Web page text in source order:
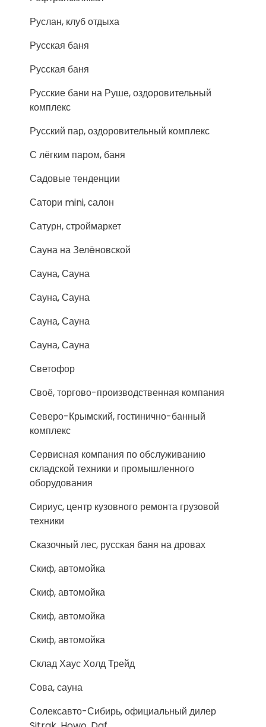
Руслан, клуб отдыха
Русская баня
Русская баня
Русские бани на Руше, оздоровительный
комплекс
Русский пар, оздоровительный комплекс
С лёгким паром, баня
Садовые тенденции
Сатори mini, салон
Сатурн, строймаркет
Сауна на Зелëновской
Сауна, Сауна
Сауна, Сауна
Сауна, Сауна
Сауна, Сауна
Светофор
Своё, торгово-производственная компания
Северо-Крымский, гостинично-банный
комплекс
Сервисная компания по обслуживанию
складской техники и промышленного
оборудования
Сириус, центр кузовного ремонта грузовой
техники
Сказочный лес, русская баня на дровах
Скиф, автомойка
Скиф, автомойка
Скиф, автомойка
Скиф, автомойка
Склад Хаус Холд Трейд
Сова, сауна
Солексавто-Сибирь, официальный дилер